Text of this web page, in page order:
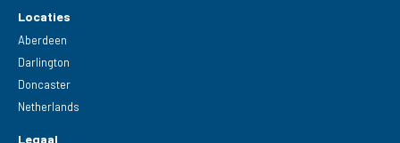
Locaties
Aberdeen
Darlington
Doncaster
Netherlands
Legaal